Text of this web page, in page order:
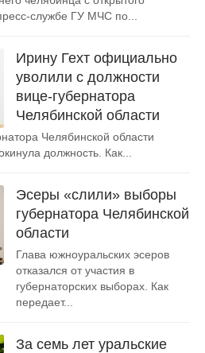
службе ГУ МЧС по...
Ирину Гехт официально
уволили с должности
вице-губернатора
Челябинской области
Челябинской области
должность. Как...
Эсеры «слили» выборы
губернатора Челябинской
области
Глава южноуральских эсеров
отказался от участия в
губернаторских выборах. Как
передает...
За семь лет уральские